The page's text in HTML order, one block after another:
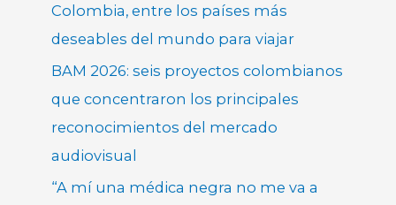
Colombia, entre los países más
deseables del mundo para viajar
BAM 2026: seis proyectos colombianos
que concentraron los principales
reconocimientos del mercado
audiovisual
“A mí una médica negra no me va a